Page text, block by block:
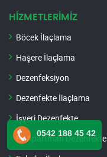
HİZMETLERİMİZ
Böcek İlaçlama
Haşere İlaçlama
Dezenfeksiyon
Dezenfekte İlaçlama
İşyeri Dezenfekte
Ev Apartman Dezenfekte
0542 188 45 42